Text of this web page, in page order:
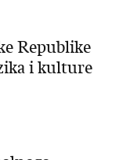
Republike
i kulture